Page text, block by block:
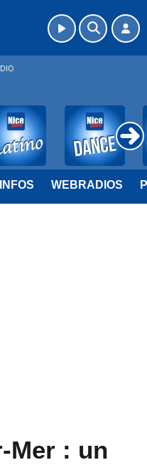
INFOS WEBRADIOS
Mer : un